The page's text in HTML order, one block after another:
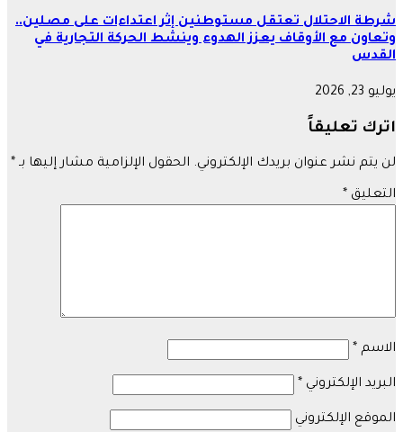
شرطة الاحتلال تعتقل مستوطنين إثر اعتداءات على مصلين..
وتعاون مع الأوقاف يعزز الهدوء وينشط الحركة التجارية في
القدس
يوليو 23, 2026
اترك تعليقاً
لن يتم نشر عنوان بريدك الإلكتروني. الحقول الإلزامية مشار إليها بـ *
التعليق *
الاسم *
البريد الإلكتروني *
الموقع الإلكتروني